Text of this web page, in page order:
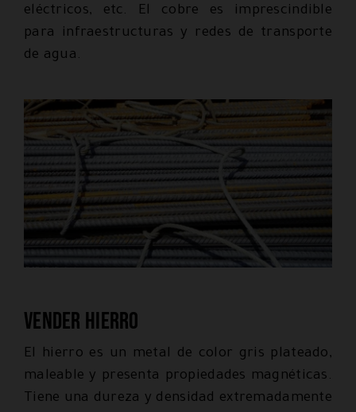
eléctricos, etc. El cobre es imprescindible
para infraestructuras y redes de transporte
de agua.
Vender hierro
El hierro es un metal de color gris plateado,
maleable y presenta propiedades magnéticas.
Tiene una dureza y densidad extremadamente